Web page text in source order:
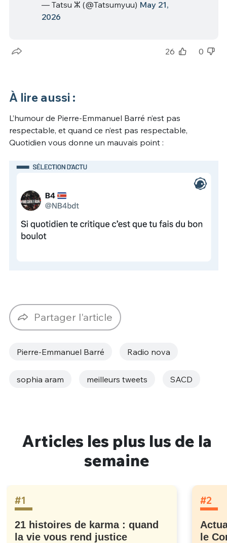
— Tatsu ⵣ (@Tatsumyuu) May 21,
2026
26 0
À lire aussi :
L’humour de Pierre-Emmanuel Barré n’est pas
respectable, et quand ce n’est pas respectable,
Quotidien vous donne un mauvais point :
Partager l'article
Pierre-Emmanuel Barré Radio nova
sophia aram meilleurs tweets SACD
Articles les plus lus de la
semaine
#1
21 histoires de karma : quand
la vie vous rend justice
#2
le